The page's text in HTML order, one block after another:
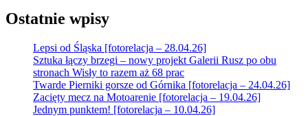
Ostatnie wpisy
Lepsi od Śląska [fotorelacja – 28.04.26]
Sztuka łączy brzegi – nowy projekt Galerii Rusz po obu
stronach Wisły to razem aż 68 prac
Twarde Pierniki gorsze od Górnika [fotorelacja – 24.04.26]
Zacięty mecz na Motoarenie [fotorelacja – 19.04.26]
Jednym punktem! [fotorelacja – 10.04.26]